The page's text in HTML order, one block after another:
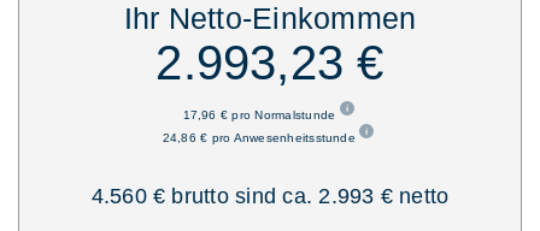
Ihr Netto-Einkommen
2.993,23 €
17,96 € pro Normalstunde
24,86 € pro Anwesenheitsstunde
4.560 € brutto sind ca. 2.993 € netto